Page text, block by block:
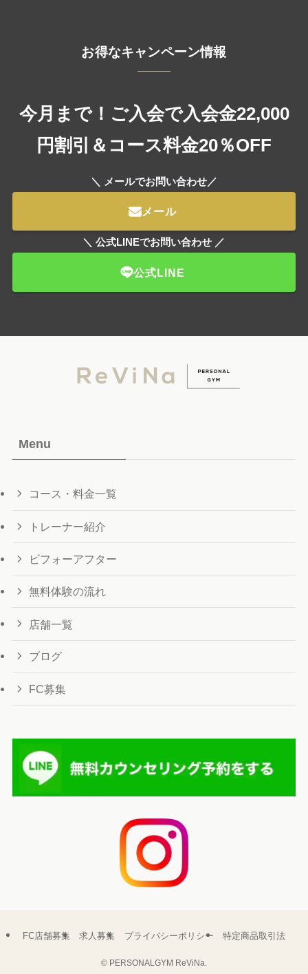
お得なキャンペーン情報
今月まで！ご入会で入会金22,000
円割引＆コース料金20％OFF
＼ メールでお問い合わせ／
メール
＼ 公式LINEでお問い合わせ ／
公式LINE
Menu
コース・料金一覧
トレーナー紹介
ビフォーアフター
無料体験の流れ
店舗一覧
ブログ
FC募集
FC店舗募集 求人募集 プライバシーポリシー 特定商品取引法
© PERSONALGYM ReViNa.